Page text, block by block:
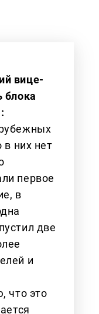
вице-
блока
в них нет
первое
в
две
и
что это